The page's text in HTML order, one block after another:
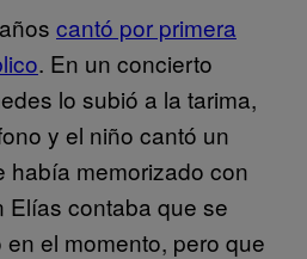
cantó por primera
. En un concierto
lo subió a la tarima,
y el niño cantó un
había memorizado con
Elías contaba que se
el momento, pero que